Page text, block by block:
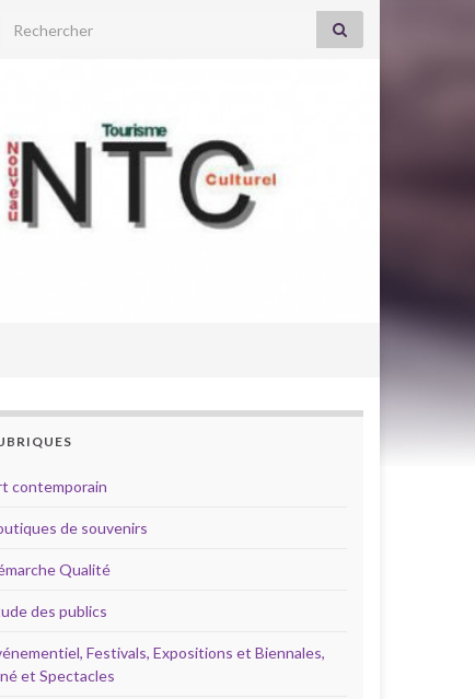
Search for:
contemporain
de souvenirs
Qualité
des publics
Festivals, Expositions et Biennales,
et Spectacles